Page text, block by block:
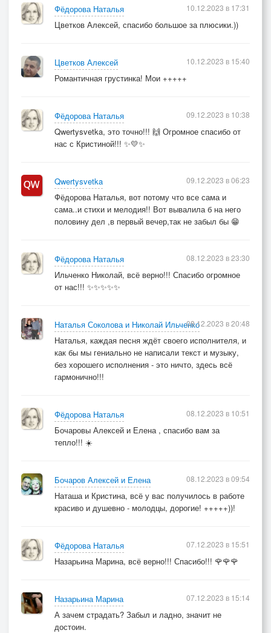
Фёдорова Наталья
Цветков Алексей, спасибо большое за плюсики.))
10.12.2023 в 17:31
Цветков Алексей
Романтичная грустинка! Мои +++++
10.12.2023 в 15:40
Фёдорова Наталья
Qwertysvetka, это точно!!! 🙌 Огромное спасибо от
нас с Кристиной!!! ✨💛✨
09.12.2023 в 10:38
Qwertysvetka
Фёдорова Наталья, вот потому что все сама и
сама..и стихи и мелодия!! Вот вывалила б на него
половину дел ,в первый вечер,так не забыл бы 😁
09.12.2023 в 06:23
Фёдорова Наталья
Ильченко Николай, всё верно!!! Спасибо огромное
от нас!!! ✨✨✨✨✨
08.12.2023 в 23:30
Наталья Соколова и Николай Ильченко
Наталья, каждая песня ждёт своего исполнителя, и
как бы мы гениально не написали текст и музыку,
без хорошего исполнения - это ничто, здесь всё
гармонично!!!
08.12.2023 в 20:48
Фёдорова Наталья
Бочаровы Алексей и Елена , спасибо вам за
тепло!!! ☀️
08.12.2023 в 10:51
Бочаров Алексей и Елена
Наташа и Кристина, всё у вас получилось в работе
красиво и душевно - молодцы, дорогие! +++++))!
08.12.2023 в 09:54
Фёдорова Наталья
Назарьина Марина, всё верно!!! Спасибо!!! 🌹🌹🌹
07.12.2023 в 15:51
Назарьина Марина
А зачем страдать? Забыл и ладно, значит не
достоин.
07.12.2023 в 15:14